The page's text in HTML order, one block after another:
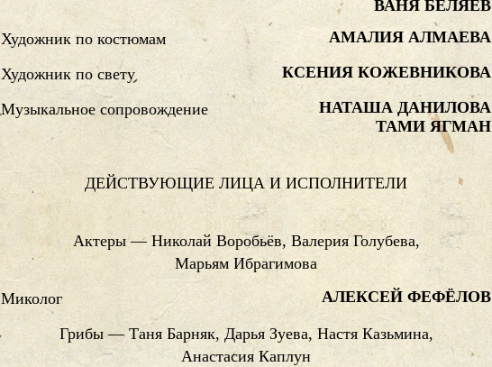
ВАНЯ БЕЛЯЕВ
Художник по костюмам
АМАЛИЯ АЛМАЕВА
Художник по свету КСЕНИЯ КОЖЕВНИКОВА
Музыкальное сопровождение
НАТАША ДАНИЛОВА
ТАМИ ЯГМАН
ДЕЙСТВУЮЩИЕ ЛИЦА И ИСПОЛНИТЕЛИ
Актеры — Николай Воробьёв, Валерия Голубева,
Марьям Ибрагимова
Миколог
АЛЕКСЕЙ ФЕФЁЛОВ
Грибы — Таня Барняк, Дарья Зуева, Настя Казьмина,
Анастасия Каплун